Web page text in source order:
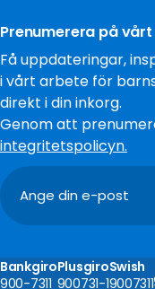
Testamentera
Cookies
Prenumerera på
Få uppdateringar,
i vårt arbete för
direkt i din inkorg.
Genom att
integritetspolicyn.
Bankgiro
900-7311
Plusgiro
900731-1
Swish
9007311